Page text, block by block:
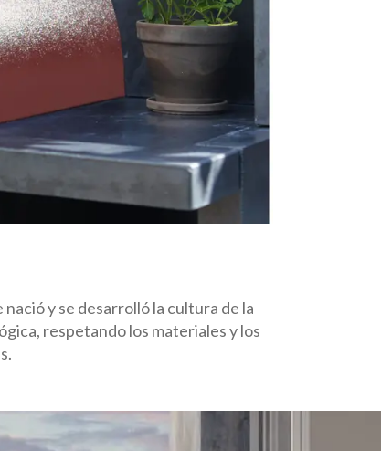
y se desarrolló la cultura de la
respetando los materiales y los